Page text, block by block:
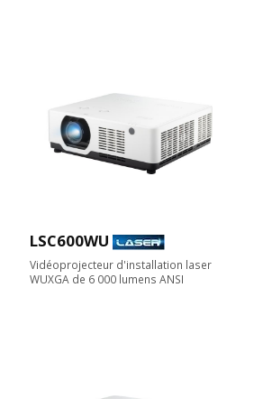
LSC600WU
Vidéoprojecteur d'installation laser
WUXGA de 6 000 lumens ANSI